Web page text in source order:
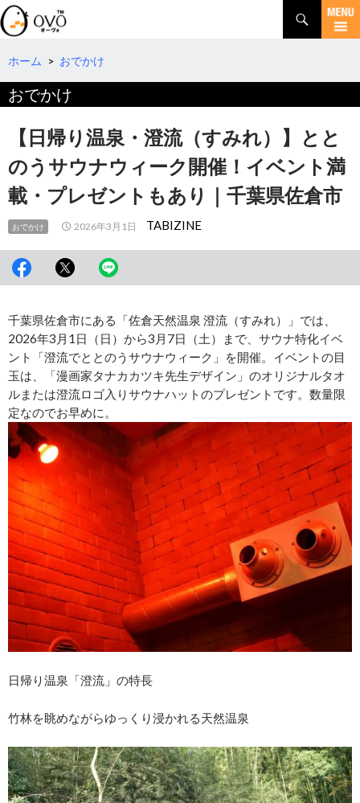
検
索
コ
テ
ツ
へ
ホーム > おでかけ
おでかけ
【日帰り温泉・澄流（すみれ）】とと
のうサウナウィーク開催！イベント満
載・プレゼントもあり｜千葉県佐倉市
おでかけ 2026年3月1日 TABIZINE
千葉県佐倉市にある「佐倉天然温泉 澄流（すみれ）」では、
2026年3月1日（日）から3月7日（土）まで、サウナ特化イベ
ント「澄流でととのうサウナウィーク」を開催。イベントの目
玉は、「漫画家タナカカツキ先生デザイン」のオリジナルタオ
ルまたは澄流ロゴ入りサウナハットのプレゼントです。数量限
定なのでお早めに。
日帰り温泉「澄流」の特長
竹林を眺めながらゆっくり浸かれる天然温泉